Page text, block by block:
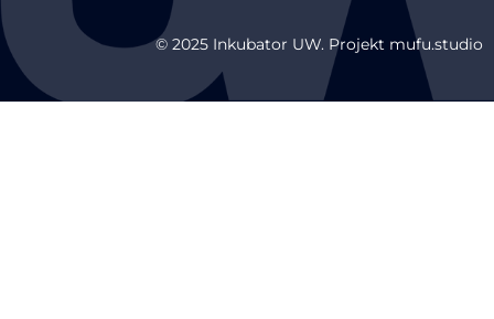
© 2025 Inkubator UW. Projekt mufu.studio